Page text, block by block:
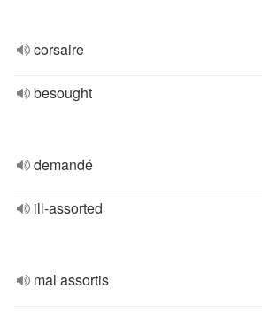
corsaire
besought
demandé
ill-assorted
mal assortis